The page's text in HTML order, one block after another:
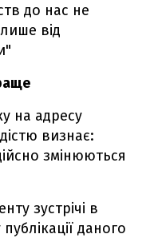
до нас не
від
на адресу
визнає:
змінюються
зустрічі в
даного